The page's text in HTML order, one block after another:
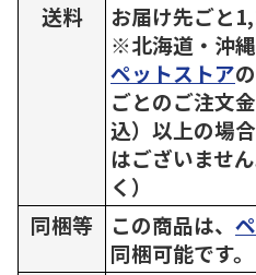
送料
お届け先ごと
※北海道・沖縄
ペットストア
ごとのご注文
込）以上の場
はございませ
く）
同梱等
この商品は、
同梱可能です。